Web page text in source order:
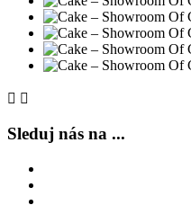
 
Sleduj nás na ...